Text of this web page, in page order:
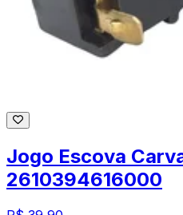
Jogo Escova
2610394616000